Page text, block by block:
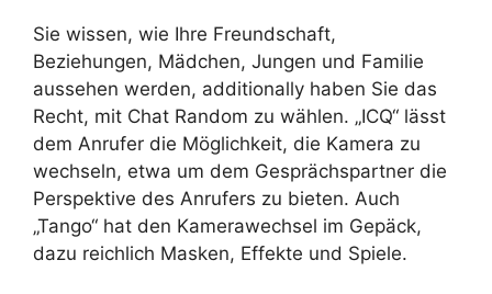
Sie wissen, wie Ihre Freundschaft,
Beziehungen, Mädchen, Jungen und Familie
aussehen werden, additionally haben Sie das
Recht, mit Chat Random zu wählen. „ICQ“ lässt
dem Anrufer die Möglichkeit, die Kamera zu
wechseln, etwa um dem Gesprächspartner die
Perspektive des Anrufers zu bieten. Auch
„Tango“ hat den Kamerawechsel im Gepäck,
dazu reichlich Masken, Effekte und Spiele.